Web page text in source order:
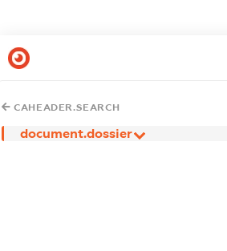
CAHEADER.SEARCH
document.dossier